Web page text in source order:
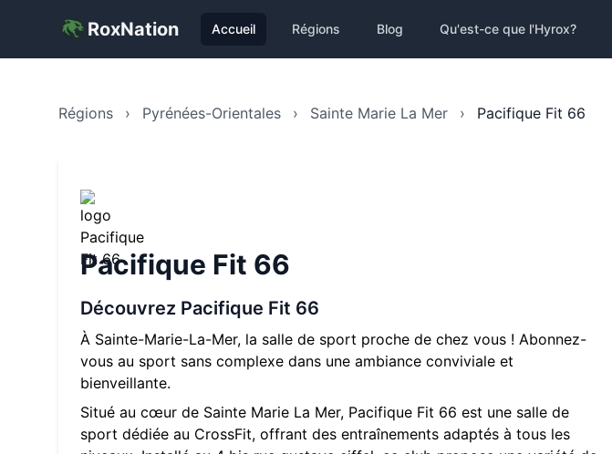
RoxNation Accueil Régions Blog Qu'est-ce que l'Hyrox?
Régions › Pyrénées-Orientales › Sainte Marie La Mer › Pacifique Fit 66
Pacifique Fit 66
Découvrez Pacifique Fit 66
À Sainte-Marie-La-Mer, la salle de sport proche de chez vous ! Abonnez-
vous au sport sans complexe dans une ambiance conviviale et
bienveillante.
Situé au cœur de Sainte Marie La Mer, Pacifique Fit 66 est une salle de
sport dédiée au CrossFit, offrant des entraînements adaptés à tous les